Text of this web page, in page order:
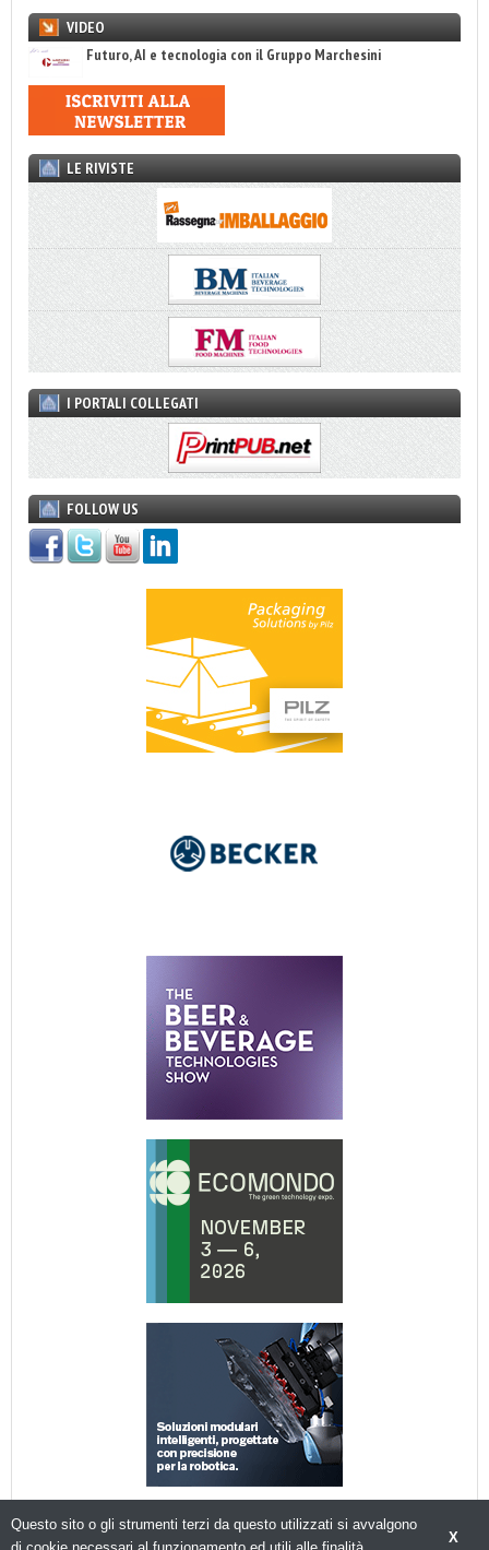
VIDEO
Futuro, AI e tecnologia con il Gruppo Marchesini
LE RIVISTE
I PORTALI COLLEGATI
FOLLOW US
X
Questo sito o gli strumenti terzi da questo utilizzati si avvalgono